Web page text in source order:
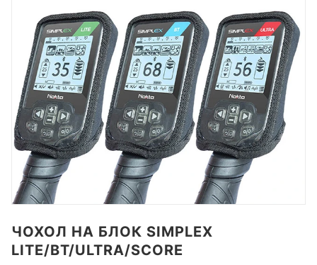
1
of
ЧОХОЛ НА БЛОК SIMPLEX
LITE/BT/ULTRA/SCORE